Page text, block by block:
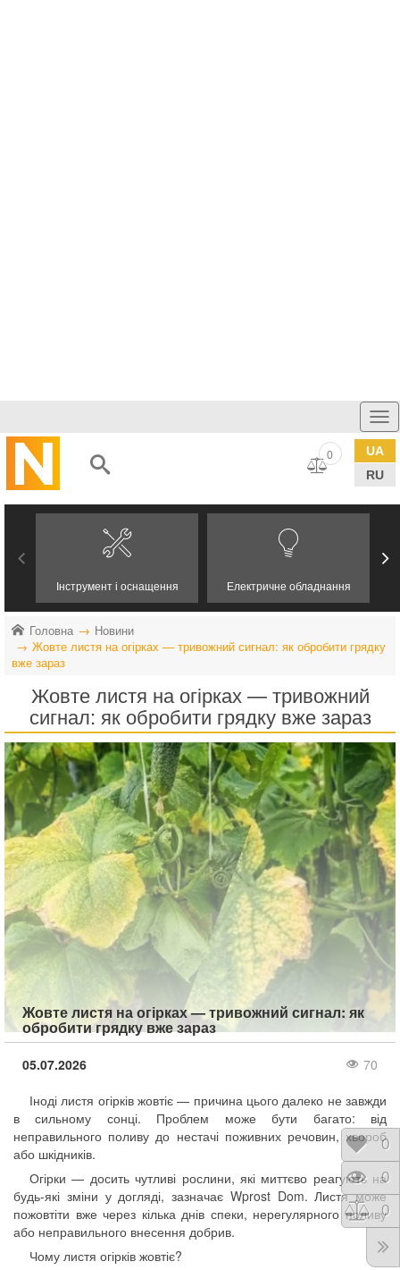
UA
RU
0
Інструмент і оснащення Електричне обладнання
Головна
Новини
Жовте листя на огірках — тривожний сигнал: як обробити грядку
вже зараз
Жовте листя на огірках — тривожний
сигнал: як обробити грядку вже зараз
Жовте листя на огірках — тривожний сигнал: як
обробити грядку вже зараз
05.07.2026
70
Іноді листя огірків жовтіє — причина цього далеко не завжди
в сильному сонці. Проблем може бути багато: від
неправильного поливу до нестачі поживних речовин, хвороб
або шкідників.
Огірки — досить чутливі рослини, які миттєво реагують на
будь-які зміни у догляді, зазначає Wprost Dom. Листя може
пожовтіти вже через кілька днів спеки, нерегулярного поливу
або неправильного внесення добрив.
Чому листя огірків жовтіє?
0
0
0